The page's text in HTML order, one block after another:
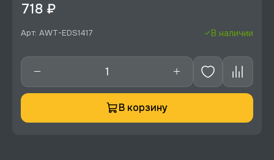
718 ₽
Арт: AWT-EDS1417 В наличии
В корзину